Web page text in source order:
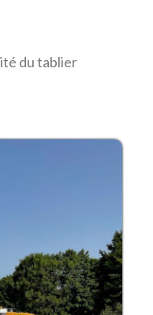
du tablier